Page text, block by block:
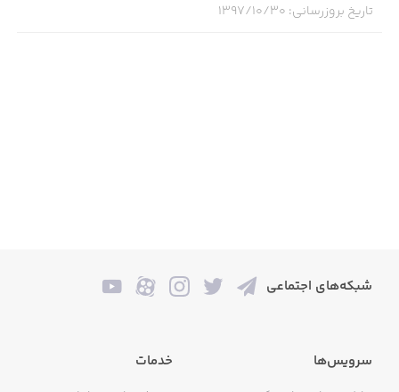
تاریخ بروزرسانی: ۱۳۹۷/۱۰/۳۰
شبکه‌های اجتماعی
سرویس‌ها خدمات